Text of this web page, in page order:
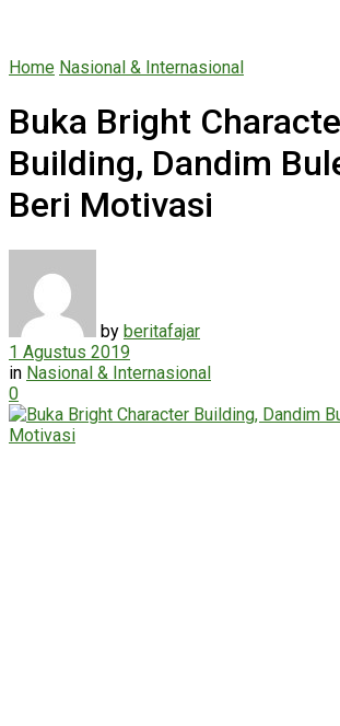
Home Nasional & Internasional
Buka Bright
Building, Dandim
Beri Motivasi
by beritafajar
1 Agustus 2019
in Nasional & Internasional
0